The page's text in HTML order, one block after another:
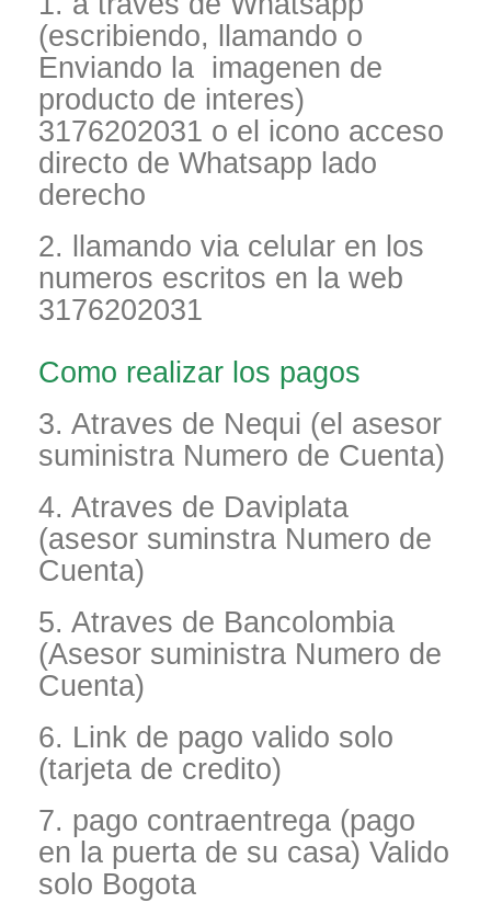
(escribiendo, llamando o
Enviando la imagenen de
producto de interes)
3176202031 o el icono acceso
directo de Whatsapp lado
derecho
2. llamando via celular en los
numeros escritos en la web
3176202031
Como realizar los pagos
3. Atraves de Nequi (el asesor
suministra Numero de Cuenta)
4. Atraves de Daviplata
(asesor suminstra Numero de
Cuenta)
5. Atraves de Bancolombia
(Asesor suministra Numero de
Cuenta)
6. Link de pago valido solo
(tarjeta de credito)
7. pago contraentrega (pago
en la puerta de su casa) Valido
solo Bogota